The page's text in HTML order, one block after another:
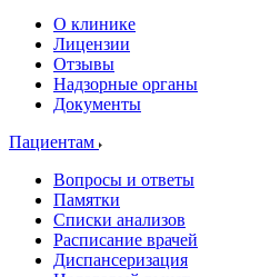
О клинике
Лицензии
Отзывы
Надзорные органы
Документы
Пациентам
Вопросы и ответы
Памятки
Списки анализов
Расписание врачей
Диспансеризация